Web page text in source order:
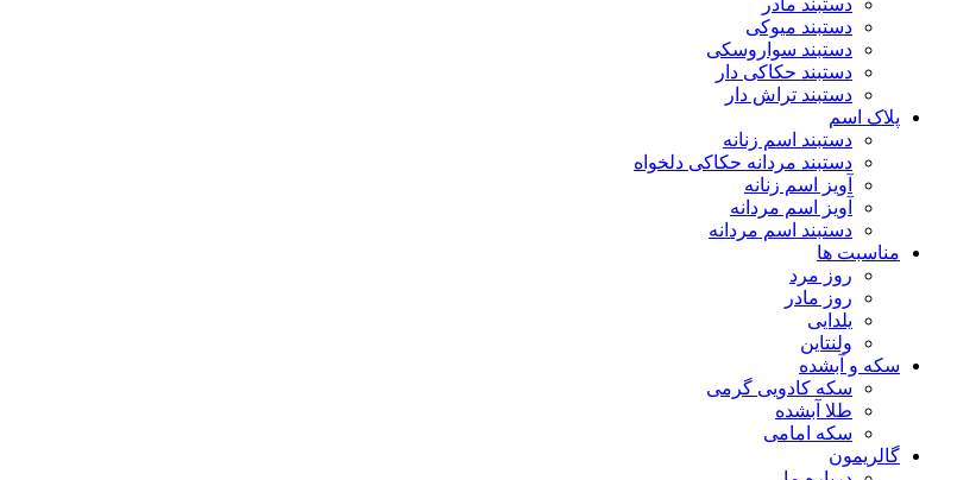
دستبند مادر
دستبند میوکی
دستبند سواروسکی
دستبند حکاکی دار
دستبند تراش دار
پلاک اسم
دستبند اسم زنانه
دستبند مردانه حکاکی دلخواه
آویز اسم زنانه
آویز اسم مردانه
دستبند اسم مردانه
مناسبت ها
روز مرد
روز مادر
یلدایی
ولنتاین
سکه و آبشده
سکه کادویی گرمی
طلا آبشده
سکه امامی
گالریمون